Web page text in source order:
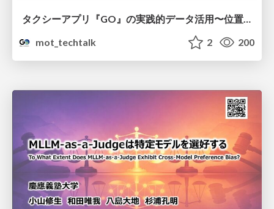
mot_techtalk
2 200